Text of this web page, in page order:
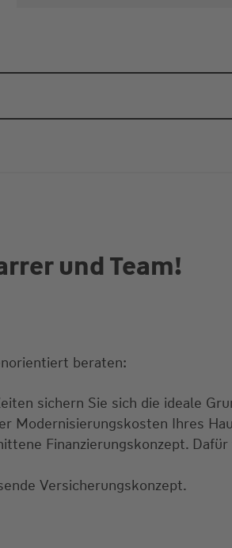
und Team!
beraten:
sichern Sie sich die ideale
Modernisierungskosten Ihres
Finanzierungskonzept.
Versicherungskonzept.